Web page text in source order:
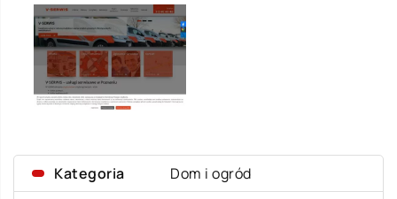
Kategoria
Dom i ogród